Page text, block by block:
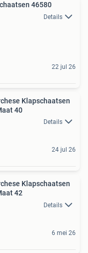
46580
Details
22 jul 26
Klapschaatsen
40
Details
24 jul 26
Klapschaatsen
42
Details
6 mei 26